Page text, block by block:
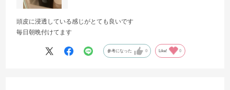
頭皮に浸透している感じがとても良いです
毎日朝晩付けてます
参考になった 0 Like! 0